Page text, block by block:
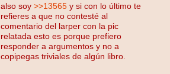
also soy >>13565 y si con lo último te
refieres a que no contesté al
comentario del larper con la pic
relatada esto es porque prefiero
responder a argumentos y no a
copipegas triviales de algún libro.